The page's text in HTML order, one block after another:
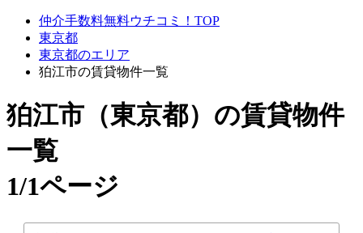
仲介手数料無料ウチコミ！TOP
東京都
東京都のエリア
狛江市の賃貸物件一覧
狛江市（東京都） の賃貸物件
一覧
1/1ページ